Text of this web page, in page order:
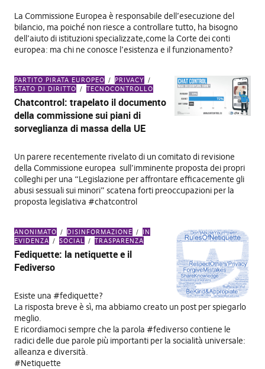
La Commissione Europea è responsabile dell’esecuzione del
bilancio, ma poiché non riesce a controllare tutto, ha bisogno
dell’aiuto di istituzioni specializzate,come la Corte dei conti
europea: ma chi ne conosce l’esistenza e il funzionamento?
PARTITO PIRATA EUROPEO
PRIVACY
STATO DI DIRITTO
TECNOCONTROLLO
Chatcontrol: trapelato il documento
della commissione sui piani di
sorveglianza di massa della UE
Un parere recentemente rivelato di un comitato di revisione
della Commissione europea sull’imminente proposta dei propri
colleghi per una “Legislazione per affrontare efficacemente gli
abusi sessuali sui minori” scatena forti preoccupazioni per la
proposta legislativa #chatcontrol
ANONIMATO DISINFORMAZIONE
IN
EVIDENZA
SOCIAL TRASPARENZA
Fediquette: la netiquette e il
Fediverso
Esiste una #fediquette?
La risposta breve è sì, ma abbiamo creato un post per spiegarlo
meglio.
E ricordiamoci sempre che la parola #fediverso contiene le
radici delle due parole più importanti per la socialità universale:
alleanza e diversità.
#Netiquette